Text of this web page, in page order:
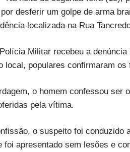
desferir um golpe de arma
localizada na Rua
Militar recebeu a
local, populares confirmaram
o homem confessou ser
pela vítima.
o suspeito foi conduzido
foi apresentado sem lesões e